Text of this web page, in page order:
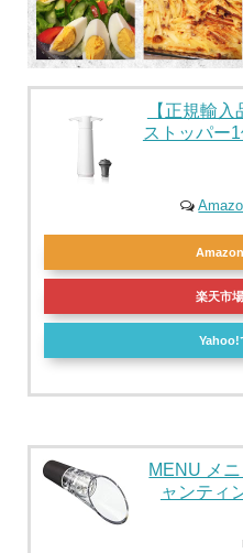
【正規輸
ストッパー
楽天市
Yahoo!
MENU メ
ャンティ